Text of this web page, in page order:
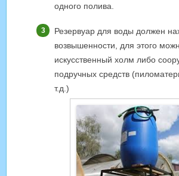
одного полива.
Резервуар для воды должен
возвышенности, для этого
искусственный холм либо
подручных средств
т.д.)